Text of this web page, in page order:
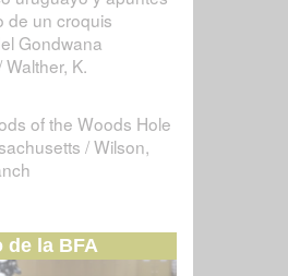
de un croquis
Gondwana
K.
of the Woods Hole
/ Wilson,
de la BFA